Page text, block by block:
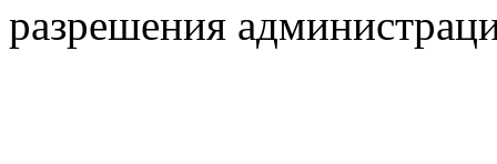
разрешения